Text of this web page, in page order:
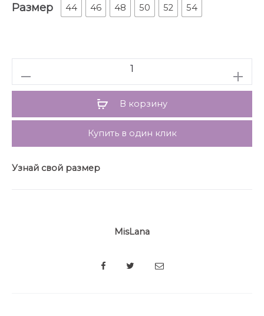
застёжки с фиксирующей завязкой и поясом.
Платье задекорировано кружевом.
Размер 44 46 48 50 52 54
В корзину
Купить в один клик
Узнай свой размер
MisLana
SHARE